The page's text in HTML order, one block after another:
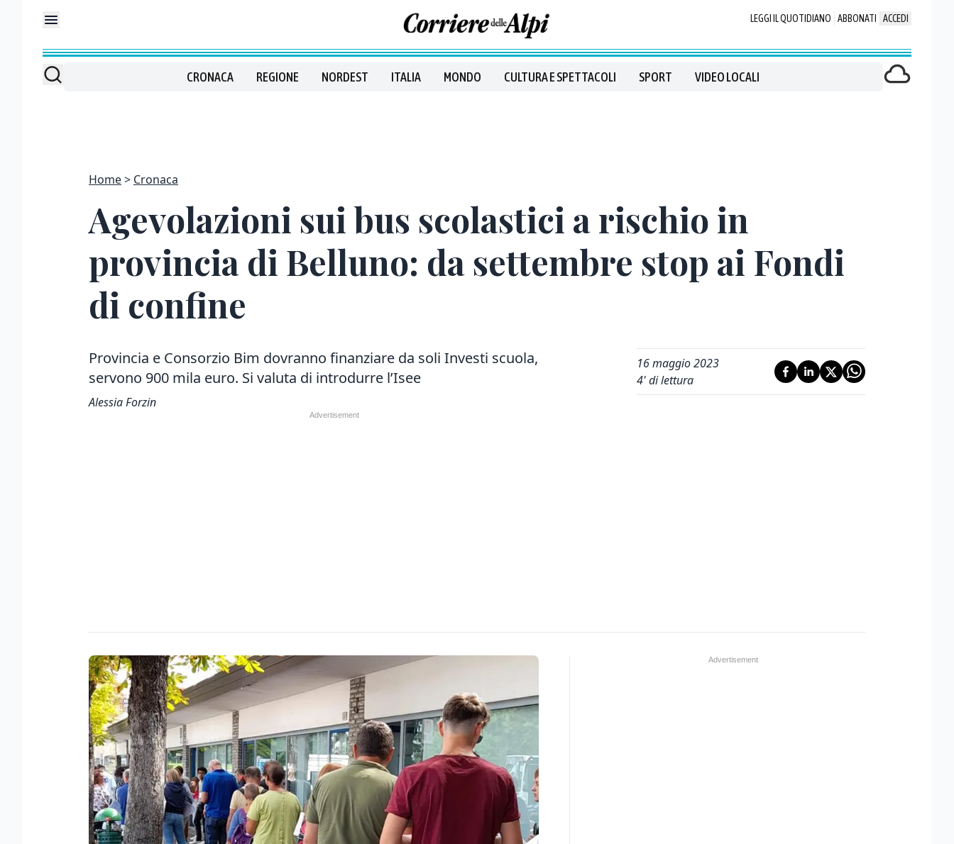
LEGGI IL QUOTIDIANO ABBONATI ACCEDI
CRONACA REGIONE NORDEST ITALIA MONDO CULTURA E SPETTACOLI SPORT VIDEO LOCALI
Home Cronaca
Agevolazioni sui bus scolastici a rischio in
provincia di Belluno: da settembre stop ai Fondi
di confine
Provincia e Consorzio Bim dovranno finanziare da soli Investi scuola,
servono 900 mila euro. Si valuta di introdurre l’Isee
Alessia Forzin
16 maggio 2023
4' di lettura